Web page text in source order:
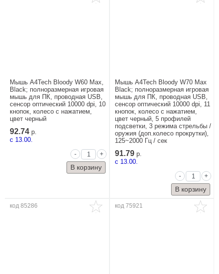
Мышь A4Tech Bloody W60 Max,
Black; полноразмерная игровая
мышь для ПК, проводная USB,
сенсор оптический 10000 dpi, 10
кнопок, колесо с нажатием,
цвет черный
92.74 р.
c 13.00.
-
+
Мышь A4Tech Bloody W70 Max
Black; полноразмерная игровая
мышь для ПК, проводная USB,
сенсор оптический 10000 dpi, 11
кнопок, колесо с нажатием,
цвет черный, 5 профилей
подсветки, 3 режима стрельбы /
оружия (доп.колесо прокрутки),
125~2000 Гц / сек
91.79 р.
c 13.00.
-
+
код 85286 код 75921